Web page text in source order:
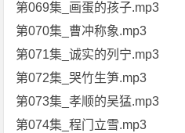
第069集_画蛋的孩子.mp3
第070集_曹冲称象.mp3
第071集_诚实的列宁.mp3
第072集_哭竹生笋.mp3
第073集_孝顺的吴猛.mp3
第074集_程门立雪.mp3